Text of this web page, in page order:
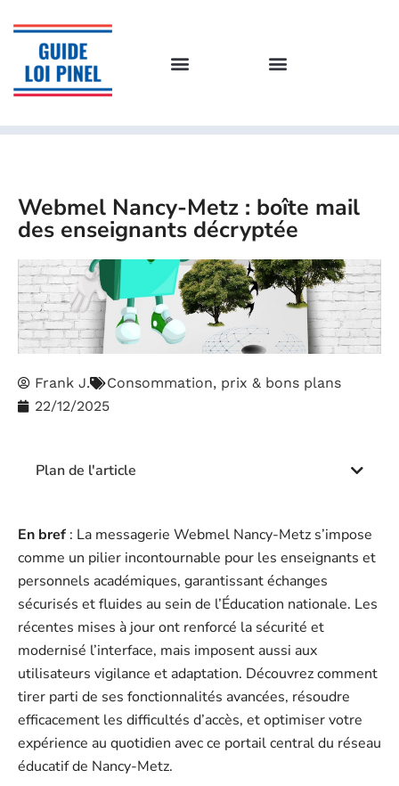
Webmel Nancy-Metz : boîte mail
des enseignants décryptée
Frank J.
Consommation, prix & bons plans
22/12/2025
Plan de l'article
En bref : La messagerie Webmel Nancy-Metz s’impose
comme un pilier incontournable pour les enseignants et
personnels académiques, garantissant échanges
sécurisés et fluides au sein de l’Éducation nationale. Les
récentes mises à jour ont renforcé la sécurité et
modernisé l’interface, mais imposent aussi aux
utilisateurs vigilance et adaptation. Découvrez comment
tirer parti de ses fonctionnalités avancées, résoudre
efficacement les difficultés d’accès, et optimiser votre
expérience au quotidien avec ce portail central du réseau
éducatif de Nancy-Metz.